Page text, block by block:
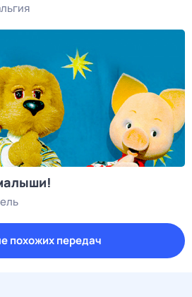
похожих передач